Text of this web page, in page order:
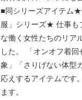
■同シリーズアイテム★
服」シリーズ★ 仕事も
な働く女性たちのリア
した。 「オンオフ着
象」「さりげない体型
応えするアイテムです
ます。